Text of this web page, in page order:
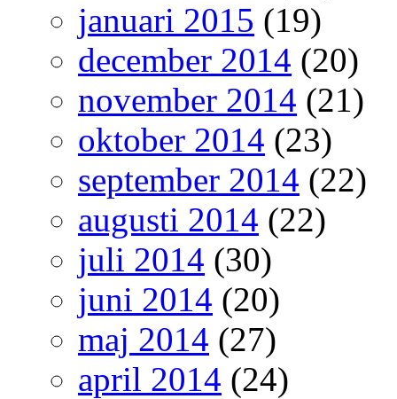
januari 2015 (19)
december 2014 (20)
november 2014 (21)
oktober 2014 (23)
september 2014 (22)
augusti 2014 (22)
juli 2014 (30)
juni 2014 (20)
maj 2014 (27)
april 2014 (24)